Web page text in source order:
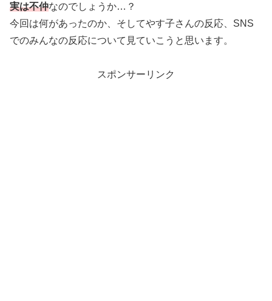
実は不仲なのでしょうか…？
今回は何があったのか、そしてやす子さんの反応、SNS
でのみんなの反応について見ていこうと思います。
スポンサーリンク